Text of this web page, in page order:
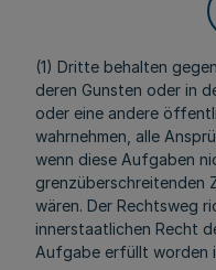
(1) Dritte behalten
deren Gunsten oder in
oder eine andere
wahrnehmen, alle
wenn diese Aufgaben
grenzüberschreitenden
wären. Der Rechtsweg
innerstaatlichen Recht
Aufgabe erfüllt worden